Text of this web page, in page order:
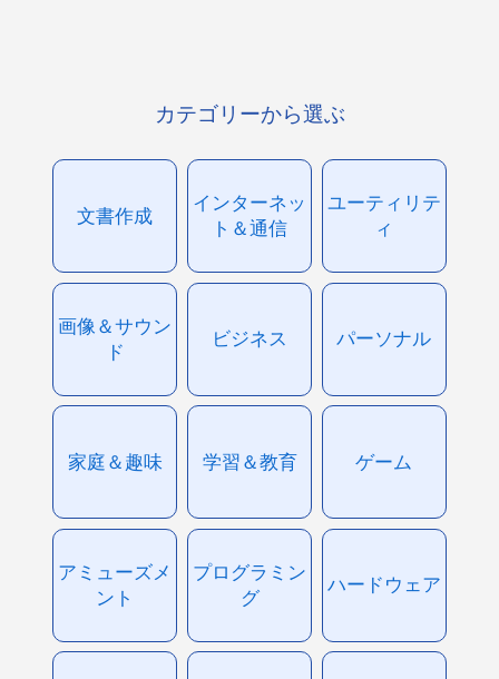
カテゴリーから選ぶ
文書作成
インターネッ
ト＆通信
ユーティリテ
ィ
画像＆サウン
ド
ビジネス パーソナル
家庭＆趣味 学習＆教育 ゲーム
アミューズメ
ント
プログラミン
グ
ハードウェア